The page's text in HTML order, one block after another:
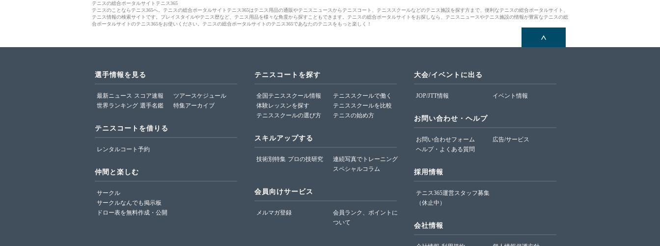
テニスの総合ポータルサイトテニス365
テニスのことならテニス365へ。テニスの総合ポータルサイトテニス365はテニス用品の通販やテニスニュースからテニスコート、テニススクールなどのテニス施設を探す方まで、便利なテニスの総合ポータルサイト、
テニス情報の検索サイトです。プレイスタイルやテニス歴など、テニス用品を様々な角度から探すこともできます。テニスの総合ポータルサイトをお探しなら、テニスニュースやテニス施設の情報が豊富なテニスの総
合ポータルサイトのテニス365をお使いください。テニスの総合ポータルサイトのテニス365であなたのテニスをもっと楽しく！
選手情報を見る
最新ニュース スコア速報
世界ランキング 選手名鑑
ツアースケジュール
特集アーカイブ
テニスコートを借りる
レンタルコート予約
仲間と楽しむ
サークル
サークルなんでも掲示板
ドロー表を無料作成・公開
テニスコートを探す
全国テニススクール情報
体験レッスンを探す
テニススクールの選び方
テニススクールで働く
テニススクールを比較
テニスの始め方
スキルアップする
技術別特集 プロの技研究
連続写真でトレーニング
スペシャルコラム
会員向けサービス
メルマガ登録
会員ランク、ポイントに
ついて
大会/イベントに出る
JOP/JTT情報 イベント情報
お問い合わせ・ヘルプ
お問い合わせフォーム
ヘルプ・よくある質問
広告/サービス
採用情報
テニス365運営スタッフ募集
（休止中）
会社情報